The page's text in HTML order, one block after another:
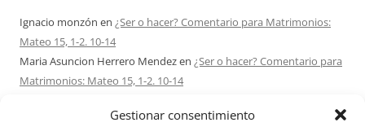
Gestionar consentimiento
Ignacio monzón en ¿Ser o hacer? Comentario para Matrimonios:
Mateo 15, 1-2. 10-14
Maria Asuncion Herrero Mendezen ¿Ser o hacer? Comentario para
Matrimonios: Mateo 15, 1-2. 10-14
7 – 9 AGOSTO 2026